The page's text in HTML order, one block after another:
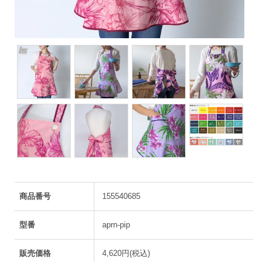
商品番号 155540685
型番 aprn-pip
販売価格 4,620円(税込)